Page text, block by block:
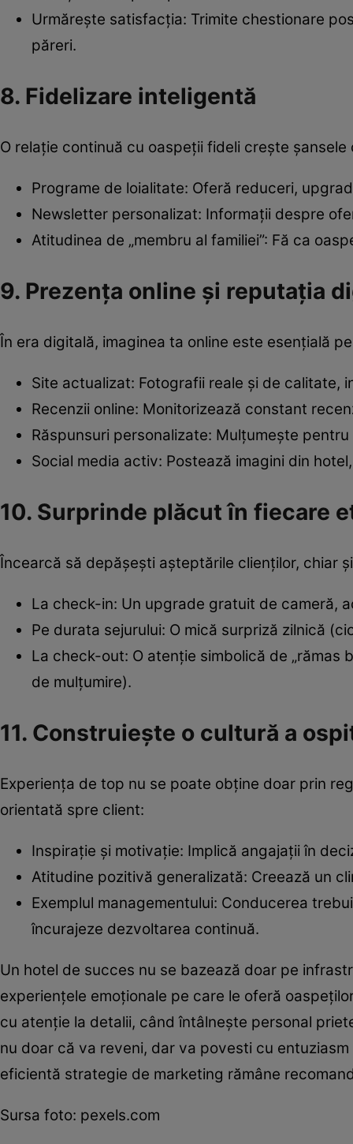
Urmărește satisfacția: Trimite chestionare
păreri.
8. Fidelizare inteligentă
O relație continuă cu oaspeții fideli crește
Programe de loialitate: Oferă reduceri,
Newsletter personalizat: Informații despre
Atitudinea de „membru al familiei”: Fă ca
9. Prezența online și reputația
În era digitală, imaginea ta online este esențială
Site actualizat: Fotografii reale și de calitate,
Recenzii online: Monitorizează constant
Răspunsuri personalizate: Mulțumește
Social media activ: Postează imagini din
10. Surprinde plăcut în fiecare
Încearcă să depășești așteptările clienților, chiar
La check-in: Un upgrade gratuit de cameră,
Pe durata sejurului: O mică surpriză zilnică
La check-out: O atenție simbolică de „rămas
de mulțumire).
11. Construiește o cultură a
Experiența de top nu se poate obține doar prin
orientată spre client:
Inspirație și motivație: Implică angajații în
Atitudine pozitivă generalizată: Creează un
Exemplul managementului: Conducerea
încurajeze dezvoltarea continuă.
Un hotel de succes nu se bazează doar pe
experiențele emoționale pe care le oferă
cu atenție la detalii, când întâlnește personal
nu doar că va reveni, dar va povesti cu
eficientă strategie de marketing rămâne
Sursa foto: pexels.com